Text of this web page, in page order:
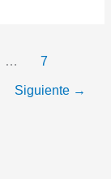
… 7
Siguiente →